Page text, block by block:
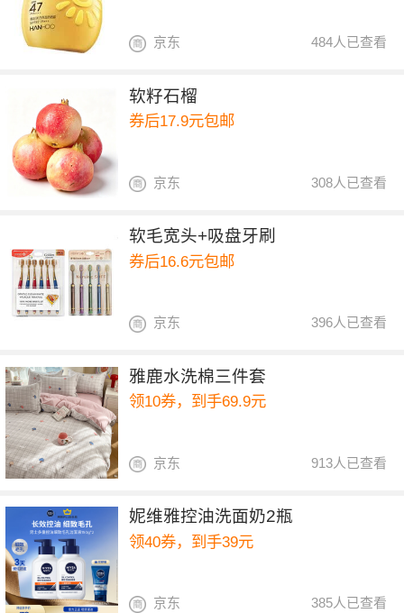
484人已查看
京东
软籽石榴
券后17.9元包邮
308人已查看
京东
软毛宽头+吸盘牙刷
券后16.6元包邮
396人已查看
京东
雅鹿水洗棉三件套
领10券，到手69.9元
913人已查看
京东
妮维雅控油洗面奶2瓶
领40券，到手39元
385人已查看
京东